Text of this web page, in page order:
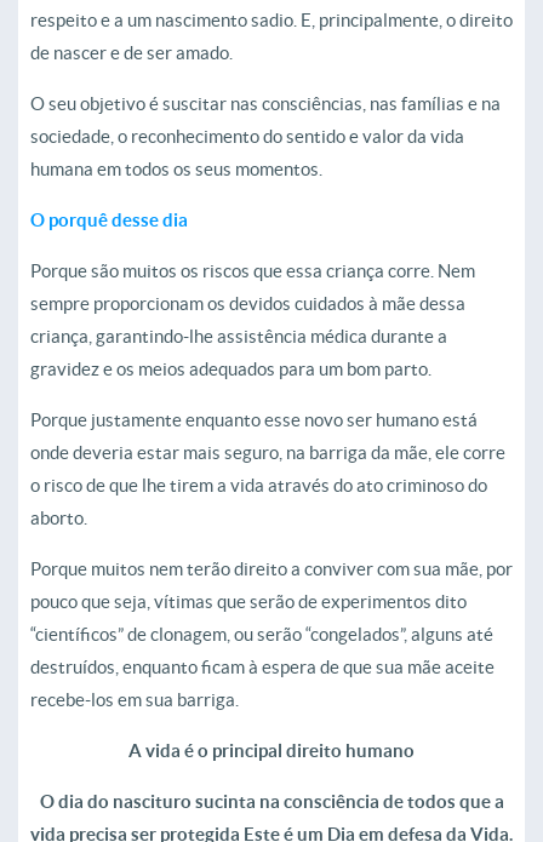
respeito e a um nascimento sadio. E, principalmente, o direito
de nascer e de ser amado.
O seu objetivo é suscitar nas consciências, nas famílias e na
sociedade, o reconhecimento do sentido e valor da vida
humana em todos os seus momentos.
O porquê desse dia
Porque são muitos os riscos que essa criança corre. Nem
sempre proporcionam os devidos cuidados à mãe dessa
criança, garantindo-lhe assistência médica durante a
gravidez e os meios adequados para um bom parto.
Porque justamente enquanto esse novo ser humano está
onde deveria estar mais seguro, na barriga da mãe, ele corre
o risco de que lhe tirem a vida através do ato criminoso do
aborto.
Porque muitos nem terão direito a conviver com sua mãe, por
pouco que seja, vítimas que serão de experimentos dito
“científicos” de clonagem, ou serão “congelados”, alguns até
destruídos, enquanto ficam à espera de que sua mãe aceite
recebe-los em sua barriga.
A vida é o principal direito humano
O dia do nascituro sucinta na consciência de todos que a
vida precisa ser protegida Este é um Dia em defesa da Vida.